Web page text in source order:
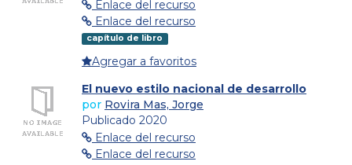
Enlace del recurso
Enlace del recurso
capítulo de libro
Agregar a favoritos
El nuevo estilo nacional de desarrollo
por Rovira Mas, Jorge
Publicado 2020
Enlace del recurso
Enlace del recurso